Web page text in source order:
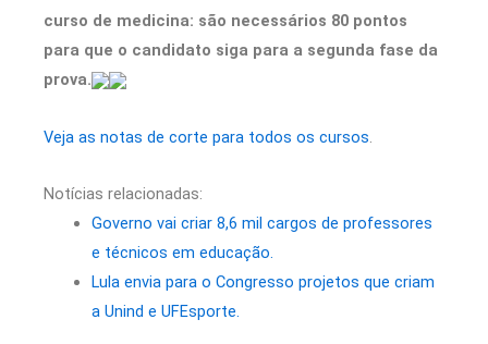
curso de medicina: são necessários 80 pontos
para que o candidato siga para a segunda fase da
prova.
Veja as notas de corte para todos os cursos.
Notícias relacionadas:
Governo vai criar 8,6 mil cargos de professores
e técnicos em educação.
Lula envia para o Congresso projetos que criam
a Unind e UFEsporte.